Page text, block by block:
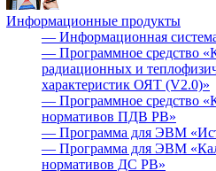
Информационные продукты
— Информационная
— Программное средство
радиационных и
характеристик ОЯТ (V2.0)»
— Программное средство
нормативов ПДВ РВ»
— Программа для ЭВМ
— Программа для ЭВМ
нормативов ДС РВ»